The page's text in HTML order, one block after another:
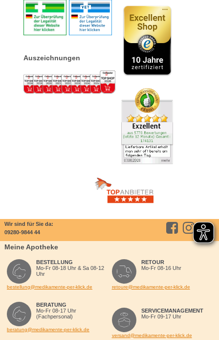
Auszeichnungen
Wir sind für Sie da:
09280-9844 44
Meine Apotheke
BESTELLUNG
Mo-Fr 08-18 Uhr & Sa 08-12
Uhr
bestellung@medikamente-per-klick.de
BERATUNG
Mo-Fr 08-17 Uhr
(Fachpersonal)
beratung@medikamente-per-klick.de
RETOUR
Mo-Fr 08-16 Uhr
retoure@medikamente-per-klick.de
SERVICEMANAGEMENT
Mo-Fr 09-17 Uhr
versand@medikamente-per-klick.de